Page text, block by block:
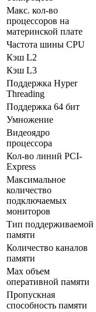
Макс. кол-во
процессоров на
материнской плате
Частота шины CPU
Кэш L2
Кэш L3
Поддержка Hyper
Threading
Поддержка 64 бит
Умножение
Видеоядро
процессора
Кол-во линий PCI-
Express
Максимальное
количество
подключаемых
мониторов
Тип поддерживаемой
памяти
Количество каналов
памяти
Max объем
оперативной памяти
Пропускная
способность памяти